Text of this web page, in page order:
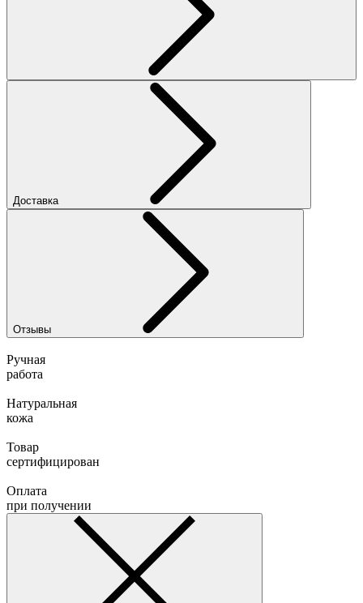
Доставка
Отзывы
Ручная
работа
Натуральная
кожа
Товар
сертифицирован
Оплата
при получении